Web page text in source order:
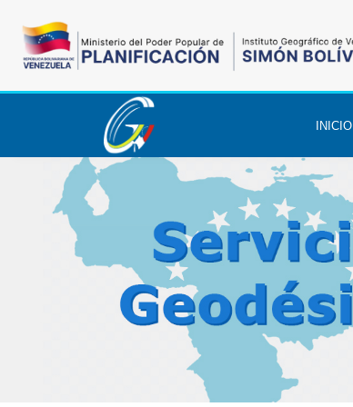
INICIO